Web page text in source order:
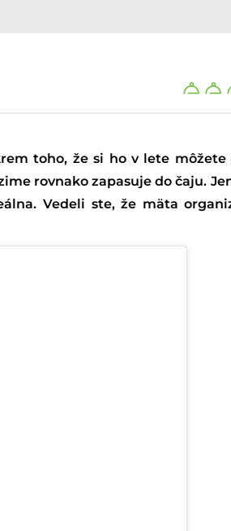
toho, že si ho v lete
rovnako zapasuje do čaju.
Vedeli ste, že mäta